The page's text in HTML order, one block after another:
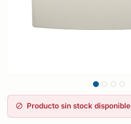
Producto sin stock disponible